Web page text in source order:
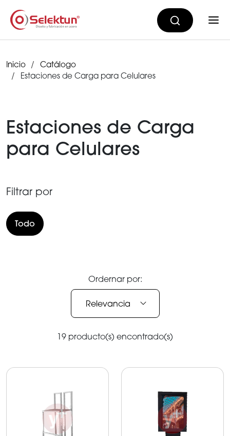
Inicio
Catálogo
Estaciones de Carga para Celulares
Estaciones de Carga
para Celulares
Filtrar por
Todo
Ordernar por:
Relevancia
19 producto(s) encontrado(s)